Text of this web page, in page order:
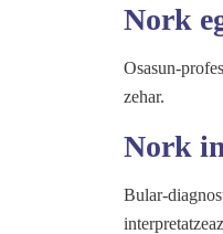
Nork
Osasun-
zehar.
Nork
Bular-